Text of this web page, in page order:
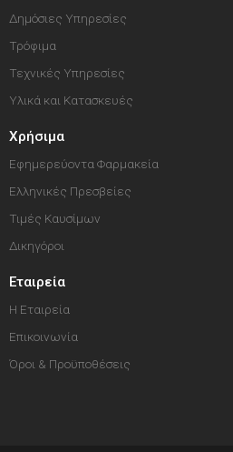
Δημόσιες Υπηρεσίες
Τρόφιμα
Τεχνικές Υπηρεσίες
Υλικά και Κατασκευές
Χρήσιμα
Εφημερεύοντα Φαρμακεία
Ελληνικές Πρεσβείες
Τιμές Καυσίμων
Δικηγόροι
Εταιρεία
Η Εταιρεία
Επικοινωνία
Όροι & Προϋποθέσεις